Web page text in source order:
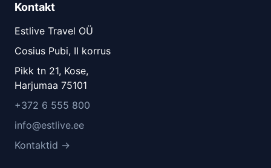
Kontakt
Estlive Travel OÜ
Cosius Pubi, II korrus
Pikk tn 21, Kose,
Harjumaa 75101
+372 6 555 800
info@estlive.ee
Kontaktid →